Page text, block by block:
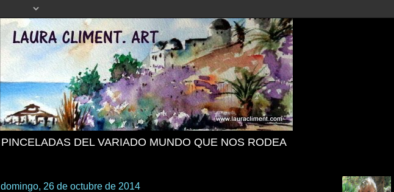
PINCELADAS DEL VARIADO MUNDO QUE NOS RODEA
domingo, 26 de octubre de 2014